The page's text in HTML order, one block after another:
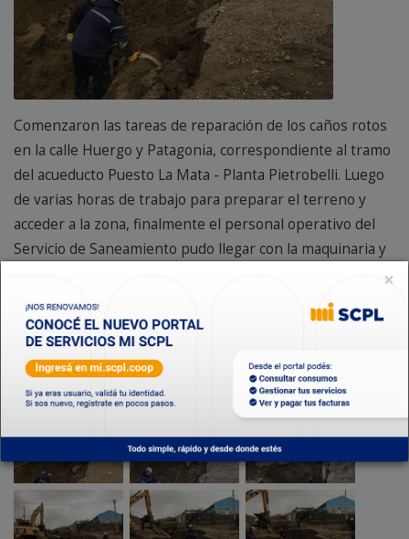
Comenzaron las tareas de reparación de los caños rotos
en la calle Huergo y Patagonia, correspondiente al tramo
del acueducto Puesto La Mata - Planta Pietrobelli. Luego
de varias horas de trabajo para preparar el terreno y
acceder a la zona, finalmente el personal operativo del
Servicio de Saneamiento pudo llegar con la maquinaria y
los caños necesarios para reparar el daño provocado por
el temporal. Debido a la magnitud de las roturas, aún no
se pueden establecer tiempos de normalización del
servicio.
GALERÍA DE IMÁGENES
×